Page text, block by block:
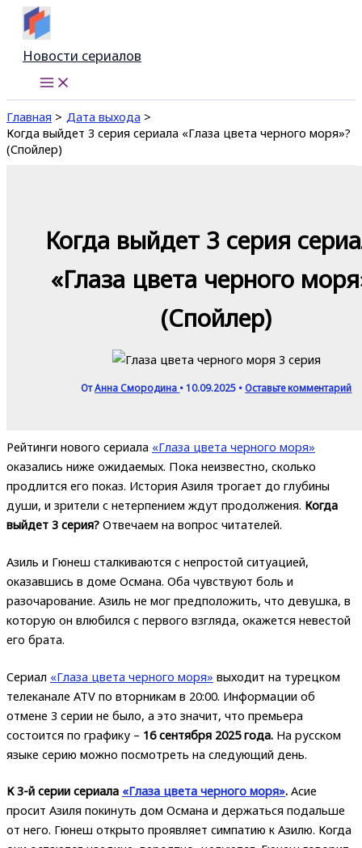
Перейти
содержимому
Новости сериалов
Главная
Дата выхода
Когда выйдет 3 серия сериала «Глаза цвета черного моря»?
(Спойлер)
Когда выйдет 3 серия
«Глаза цвета черного
(Спойлер)
ОтАнна Смородина •10.09.2025 • Оставьте комментарий
Рейтинги нового сериала «Глаза цвета черного моря»
оказались ниже ожидаемых. Пока неизвестно, сколько
продлится его показ. История Азиля трогает до глубины
души, и зрители с нетерпением ждут продолжения. Когда
выйдет 3 серия? Отвечаем на вопрос читателей.
Азиль и Гюнеш сталкиваются с непростой ситуацией,
оказавшись в доме Османа. Оба чувствуют боль и
разочарование. Азиль не мог предположить, что девушка, в
которую он влюбился с первого взгляда, окажется невестой
его брата.
Сериал «Глаза цвета черного моря» выходит на турецком
телеканале ATV по вторникам в 20:00. Информации об
отмене 3 серии не было, а это значит, что премьера
состоится по графику – 16 сентября 2025 года. На русском
языке серию можно посмотреть на следующий день.
К 3-й серии сериала «Глаза цвета черного моря». Асие
просит Азиля покинуть дом Османа и держаться подальше
от него. Гюнеш открыто проявляет симпатию к Азилю. Когда